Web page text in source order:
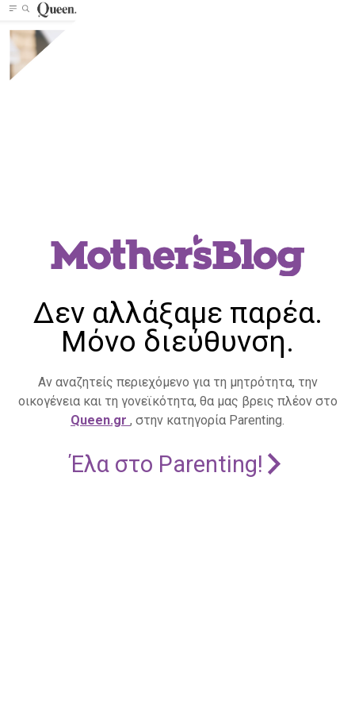
Δεν αλλάξαμε παρέα.
Μόνο διεύθυνση.
Αν αναζητείς περιεχόμενο για τη μητρότητα, την
οικογένεια και τη γονεϊκότητα, θα μας βρεις πλέον στο
Queen.gr , στην κατηγορία Parenting.
Έλα στο Parenting!